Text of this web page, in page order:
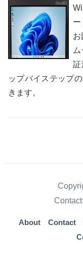
お
証
ップバイステップ
きます。
Contact:
About Contact